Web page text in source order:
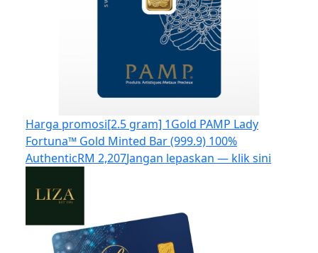
Harga promosi[2.5 gram] 1Gold PAMP Lady
Fortuna™ Gold Minted Bar (999.9) 100%
AuthenticRM 2,207Jangan lepaskan — klik sini